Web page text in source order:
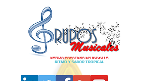
BANDA PAPAYERA EN BOGOTA
RITMO Y SABOR TROPICAL